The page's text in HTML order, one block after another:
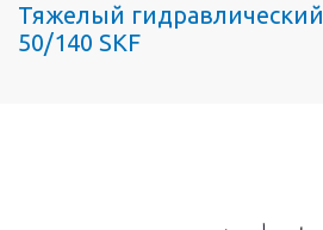
Тяжелый
50/140 SKF